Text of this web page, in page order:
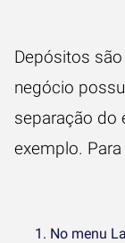
Depósitos
negócio
separação do
exemplo.
No menu